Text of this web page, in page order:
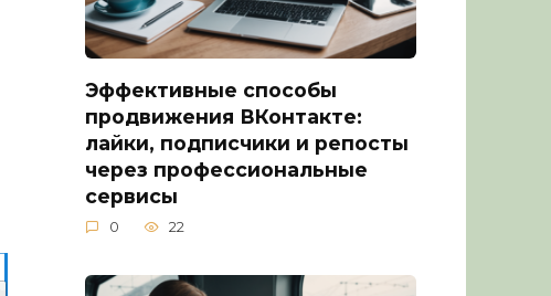
Эффективные способы
продвижения ВКонтакте:
лайки, подписчики и репосты
через профессиональные
сервисы
0 22